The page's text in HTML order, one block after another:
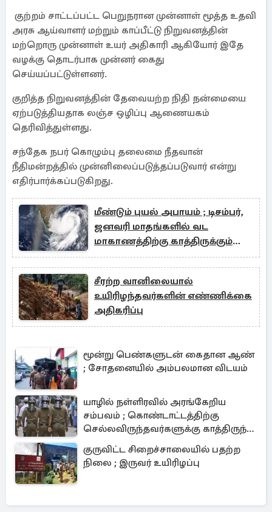
குற்றம் சாட்டப்பட்ட பெறுநரான முன்னாள் மூத்த உதவி
அரசு ஆய்வாளர் மற்றும் காப்பீட்டு நிறுவனத்தின்
மற்றொரு முன்னாள் உயர் அதிகாரி ஆகியோர் இதே
வழக்கு தொடர்பாக முன்னர் கைது
செய்யப்பட்டுள்ளனர்.
குறித்த நிறுவனத்தின் தேவையற்ற நிதி நன்மையை
ஏற்படுத்தியதாக லஞ்ச ஒழிப்பு ஆணையகம்
தெரிவித்துள்ளது.
சந்தேக நபர் கொழும்பு தலைமை நீதவான்
நீதிமன்றத்தில் முன்னிலைப்படுத்தப்படுவார் என்று
எதிர்பார்க்கப்படுகிறது.
மீண்டும் புயல் அபாயம் ; டிசம்பர்,
ஜனவரி மாதங்களில் வட
மாகாணத்திற்கு காத்திருக்கும்
கனமழை
சீரற்ற வானிலையால்
உயிரிழந்தவர்களின் எண்ணிக்கை
அதிகரிப்பு
மூன்று பெண்களுடன் கைதான ஆண்
; சோதனையில் அம்பலமான விடயம்
யாழில் நள்ளிரவில் அரங்கேறிய
சம்பவம் ; கொண்டாட்டத்திற்கு
செல்லவிருந்தவர்களுக்கு காத்திருந்த
அதிர்ச்சி
குருவிட்ட சிறைச்சாலையில் பதற்ற
நிலை ; இருவர் உயிரிழப்பு